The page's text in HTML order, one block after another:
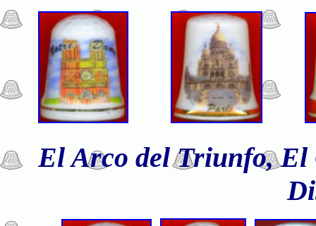
El Arco del Triunfo, El